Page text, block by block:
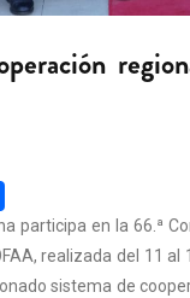
participa en la 66.ª
realizada del 11
sistema de